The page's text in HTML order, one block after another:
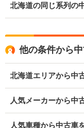
北海道の同じ系列の
他の条件から
北海道エリアから中
人気メーカーから中
人気車種から中古車